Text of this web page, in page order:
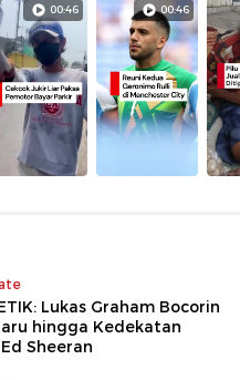
00:46 00:46
Lukas Graham Bocorin
hingga Kedekatan
Sheeran